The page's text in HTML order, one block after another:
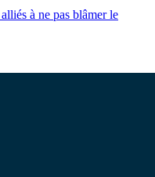
à ne pas blâmer le